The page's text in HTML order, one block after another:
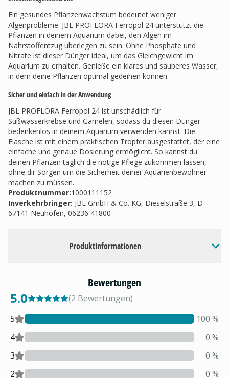
Ein gesundes Pflanzenwachstum bedeutet weniger
Algenprobleme. JBL PROFLORA Ferropol 24 unterstützt die
Pflanzen in deinem Aquarium dabei, den Algen im
Nährstoffentzug überlegen zu sein. Ohne Phosphate und
Nitrate ist dieser Dünger ideal, um das Gleichgewicht im
Aquarium zu erhalten. Genieße ein klares und sauberes Wasser,
in dem deine Pflanzen optimal gedeihen können.
Sicher und einfach in der Anwendung
JBL PROFLORA Ferropol 24 ist unschädlich für
Süßwasserkrebse und Garnelen, sodass du diesen Dünger
bedenkenlos in deinem Aquarium verwenden kannst. Die
Flasche ist mit einem praktischen Tropfer ausgestattet, der eine
einfache und genaue Dosierung ermöglicht. So kannst du
deinen Pflanzen täglich die nötige Pflege zukommen lassen,
ohne dir Sorgen um die Sicherheit deiner Aquarienbewohner
machen zu müssen.
Produktnummer:1000111152
Inverkehrbringer: JBL GmbH & Co. KG, Dieselstraße 3, D-
67141 Neuhofen, 06236 41800
Produktinformationen
Bewertungen
5.0 (2 Bewertungen)
5
100 %
4
0 %
3
0 %
2
0 %